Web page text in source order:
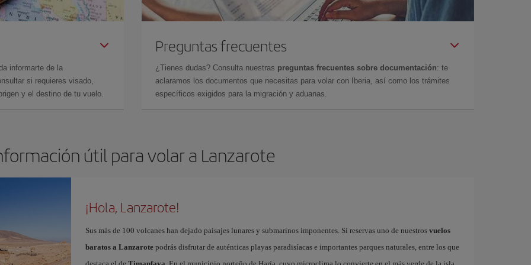
informarte de la
si requieres visado,
y el destino de tu vuelo.
Preguntas frecuentes
¿Tienes dudas? Consulta nuestras preguntas frecuentes sobre documentación: te
aclaramos los documentos que necesitas para volar con Iberia, así como los trámites
específicos exigidos para la migración y aduanas.
útil para volar a Lanzarote
¡Hola, Lanzarote!
Sus más de 100 volcanes han dejado paisajes lunares y submarinos imponentes. Si reservas uno de nuestros vuelos
baratos a Lanzarotepodrás disfrutar de auténticas playas paradisíacas e importantes parques naturales, entre los que